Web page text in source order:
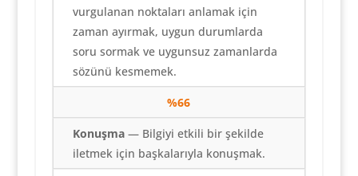
vurgulanan noktaları anlamak için
zaman ayırmak, uygun durumlarda
soru sormak ve uygunsuz zamanlarda
sözünü kesmemek.
%66
Konuşma— Bilgiyi etkili bir şekilde
iletmek için başkalarıyla konuşmak.